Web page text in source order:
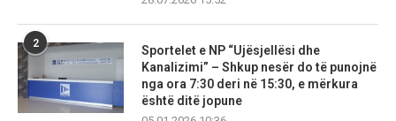
2
Sportelet e NP “Ujësjellësi dhe
Kanalizimi” – Shkup nesër do të punojnë
nga ora 7:30 deri në 15:30, e mërkura
është ditë jopune